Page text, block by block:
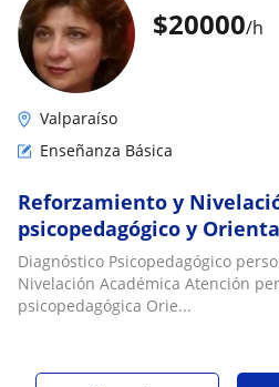
$20000/h
Valparaíso
Enseñanza Básica
Reforzamiento y Nivelación
psicopedagógico y
Diagnóstico Psicopedagógico
Nivelación Académica Atención
psicopedagógica Orie...